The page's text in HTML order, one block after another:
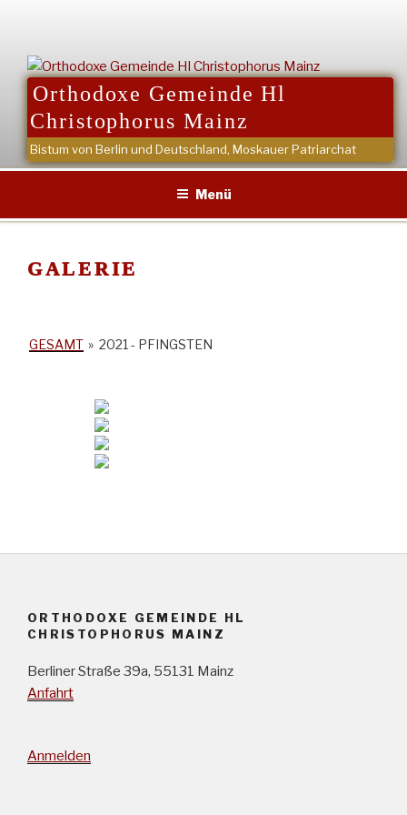
springen
Orthodoxe Gemeinde Hl
Christophorus Mainz
Bistum von Berlin und Deutschland, Moskauer Patriarchat
Menü
GALERIE
GESAMT » 2021 - PFINGSTEN
ORTHODOXE GEMEINDE HL
CHRISTOPHORUS MAINZ
Berliner Straße 39a, 55131 Mainz
Anfahrt
Anmelden